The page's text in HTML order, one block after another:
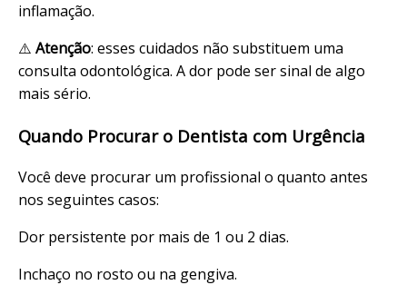
inflamação.
⚠️ Atenção: esses cuidados não substituem uma
consulta odontológica. A dor pode ser sinal de algo
mais sério.
Quando Procurar o Dentista com Urgência
Você deve procurar um profissional o quanto antes
nos seguintes casos:
Dor persistente por mais de 1 ou 2 dias.
Inchaço no rosto ou na gengiva.